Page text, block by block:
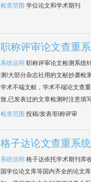
检查范围 学位论文和学术期刊
职称评审论文查重
系统说明 职称评审论文检测系统
测!大部分杂志社用的文献抄袭检
学术不端文献，学术不端论文查
致,已发表过的文章检测时注意填
检查范围 投稿/发表/职称评审
格子达论文查重系统
系统说明 格子达依托学术期刊库
国学位论文库等国内齐全的论文